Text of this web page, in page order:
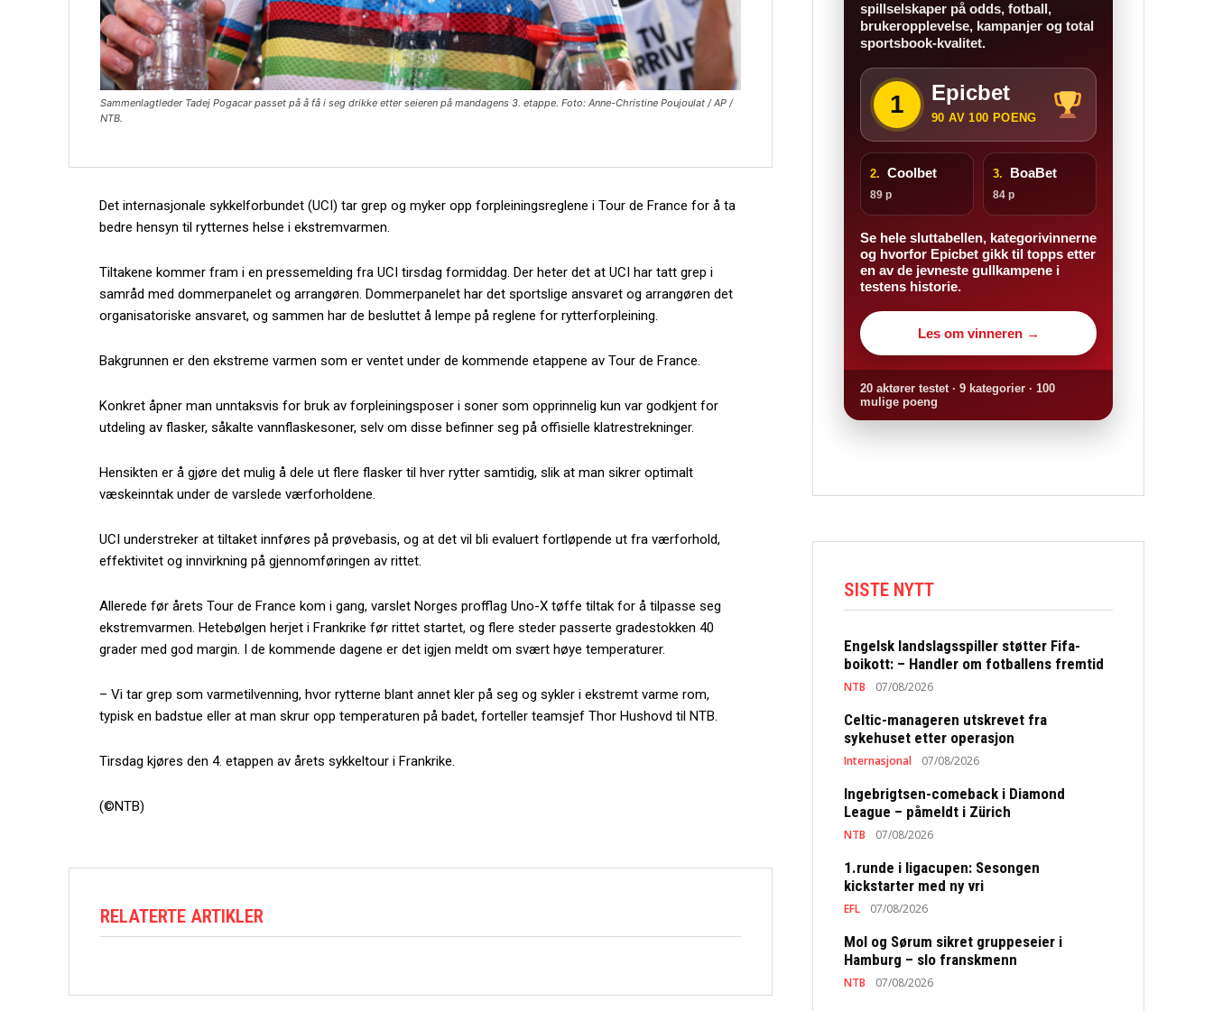
Sammenlagtleder Tadej Pogacar passet på å få i seg drikke etter seieren på mandagens 3. etappe. Foto: Anne-Christine Poujoulat / AP /
NTB.
Det internasjonale sykkelforbundet (UCI) tar grep og myker opp forpleiningsreglene i Tour de France for å ta
bedre hensyn til rytternes helse i ekstremvarmen.
Tiltakene kommer fram i en pressemelding fra UCI tirsdag formiddag. Der heter det at UCI har tatt grep i
samråd med dommerpanelet og arrangøren. Dommerpanelet har det sportslige ansvaret og arrangøren det
organisatoriske ansvaret, og sammen har de besluttet å lempe på reglene for rytterforpleining.
Bakgrunnen er den ekstreme varmen som er ventet under de kommende etappene av Tour de France.
Konkret åpner man unntaksvis for bruk av forpleiningsposer i soner som opprinnelig kun var godkjent for
utdeling av flasker, såkalte vannflaskesoner, selv om disse befinner seg på offisielle klatrestrekninger.
Hensikten er å gjøre det mulig å dele ut flere flasker til hver rytter samtidig, slik at man sikrer optimalt
væskeinntak under de varslede værforholdene.
UCI understreker at tiltaket innføres på prøvebasis, og at det vil bli evaluert fortløpende ut fra værforhold,
effektivitet og innvirkning på gjennomføringen av rittet.
Allerede før årets Tour de France kom i gang, varslet Norges profflag Uno-X tøffe tiltak for å tilpasse seg
ekstremvarmen. Hetebølgen herjet i Frankrike før rittet startet, og flere steder passerte gradestokken 40
grader med god margin. I de kommende dagene er det igjen meldt om svært høye temperaturer.
– Vi tar grep som varmetilvenning, hvor rytterne blant annet kler på seg og sykler i ekstremt varme rom,
typisk en badstue eller at man skrur opp temperaturen på badet, forteller teamsjef Thor Hushovd til NTB.
Tirsdag kjøres den 4. etappen av årets sykkeltour i Frankrike.
(©NTB)
RELATERTE ARTIKLER
spillselskaper på odds, fotball,
brukeropplevelse, kampanjer og total
sportsbook-kvalitet.
1 Epicbet
90 AV 100 POENG
2. Coolbet
89 p
3. BoaBet
84 p
Se hele sluttabellen, kategorivinnerne
og hvorfor Epicbet gikk til topps etter
en av de jevneste gullkampene i
testens historie.
Les om vinneren →
20 aktører testet · 9 kategorier · 100
mulige poeng
SISTE NYTT
Engelsk landslagsspiller støtter Fifa-
boikott: – Handler om fotballens fremtid
NTB 07/08/2026
Celtic-manageren utskrevet fra
sykehuset etter operasjon
Internasjonal 07/08/2026
Ingebrigtsen-comeback i Diamond
League – påmeldt i Zürich
NTB 07/08/2026
1.runde i ligacupen: Sesongen
kickstarter med ny vri
EFL 07/08/2026
Mol og Sørum sikret gruppeseier i
Hamburg – slo franskmenn
NTB 07/08/2026